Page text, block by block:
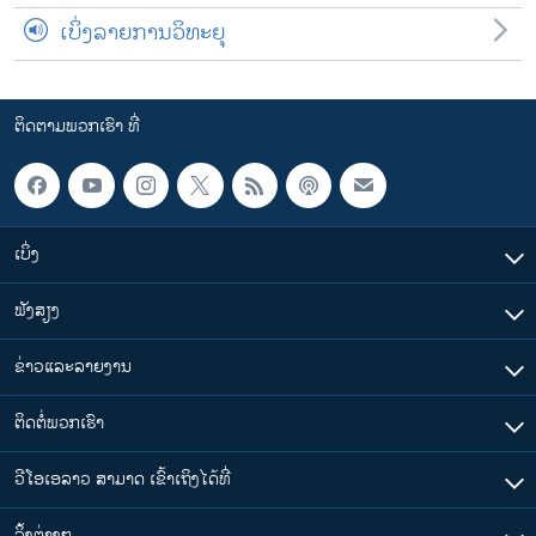
ເບິ່ງລາຍການວິທະຍຸ
ຕິດຕາມພວກເຮົາ ທີ່
ເບິ່ງ
ຟັງສຽງ
ຂ່າວແລະລາຍງານ
ຕິດຕໍ່ພວກເຮົາ
ວີໂອເອລາວ ສາມາດ ເຂົ້າເຖິງໄດ້ທີ່